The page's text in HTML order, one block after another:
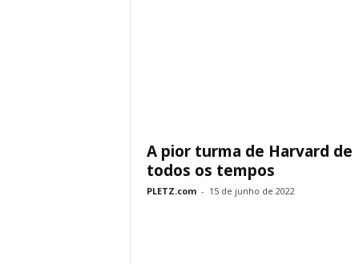
A pior turma de Harvard de
todos os tempos
PLETZ.com - 15 de junho de 2022